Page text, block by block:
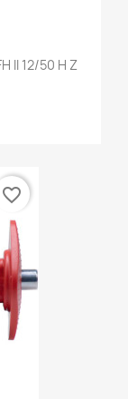
II 12/50 H Z
favorite_border